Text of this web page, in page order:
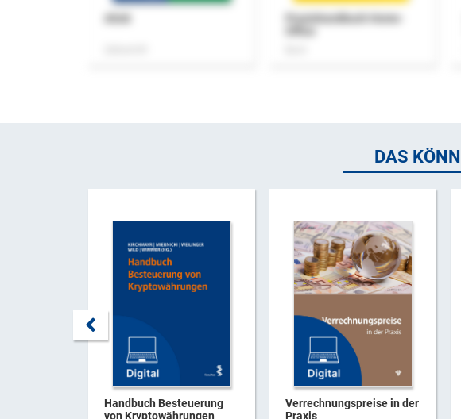
Praxishandbuch Home-
DAS
Handbuch Besteuerung
von Kryptowährungen
Verrechnungspreise in der
Praxis